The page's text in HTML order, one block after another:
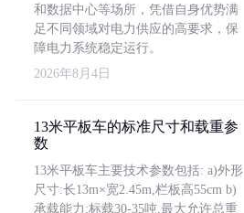
和数据中心等场所，凭借自身优势满
足不同领域对电力供应的高要求，保
障电力系统稳定运行。
2026年8月4日
13米平板车的标准尺寸和载重参
数
13米平板车主要技术参数包括: a)外形
尺寸:长13m×宽2.45m,栏板高55cm b)
承载能力:标载30-35吨,最大允许总重